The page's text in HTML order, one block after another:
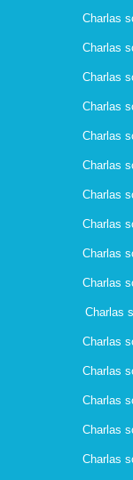
Charlas
Charlas
Charlas
Charlas
Charlas
Charlas
Charlas
Charlas
Charlas
Charlas
Charlas
Charlas
Charlas
Charlas
Charlas
Charlas